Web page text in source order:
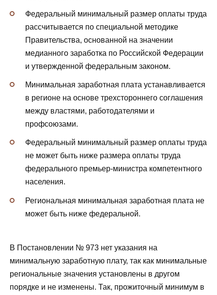
Федеральный минимальный размер оплаты труда
рассчитывается по специальной методике
Правительства, основанной на значении
медианного заработка по Российской Федерации
и утвержденной федеральным законом.
Минимальная заработная плата устанавливается
в регионе на основе трехстороннего соглашения
между властями, работодателями и
профсоюзами.
Федеральный минимальный размер оплаты труда
не может быть ниже размера оплаты труда
федерального премьер-министра компетентного
населения.
Региональная минимальная заработная плата не
может быть ниже федеральной.
В Постановлении № 973 нет указания на
минимальную заработную плату, так как минимальные
региональные значения установлены в другом
порядке и не изменены. Так, прожиточный минимум в